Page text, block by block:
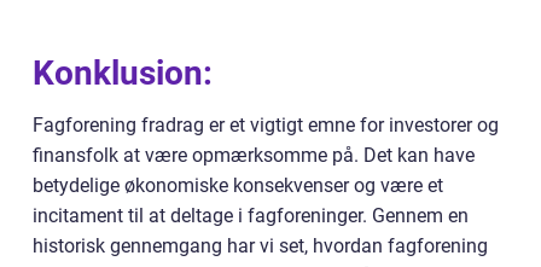
Konklusion:
Fagforening fradrag er et vigtigt emne for investorer og
finansfolk at være opmærksomme på. Det kan have
betydelige økonomiske konsekvenser og være et
incitament til at deltage i fagforeninger. Gennem en
historisk gennemgang har vi set, hvordan fagforening